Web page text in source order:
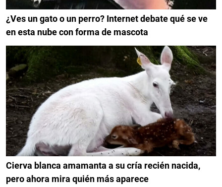
¿Ves un gato o un perro? Internet debate qué se ve
en esta nube con forma de mascota
Cierva blanca amamanta a su cría recién nacida,
pero ahora mira quién más aparece